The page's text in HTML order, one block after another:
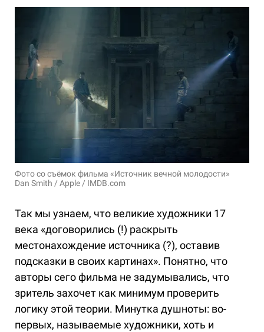
Фото со съёмок фильма «Источник вечной молодости»
Dan Smith / Apple / IMDB.com
Так мы узнаем, что великие художники 17
века «договорились (!) раскрыть
местонахождение источника (?), оставив
подсказки в своих картинах». Понятно, что
авторы сего фильма не задумывались, что
зритель захочет как минимум проверить
логику этой теории. Минутка душноты: во-
первых, называемые художники, хоть и